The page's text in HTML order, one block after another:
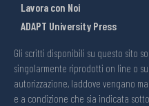
Lavora con Noi
ADAPT University Press
Gli scritti disponibili su questo sito
singolarmente riprodotti on line o
autorizzazione, laddove vengano
e a condizione che sia indicata